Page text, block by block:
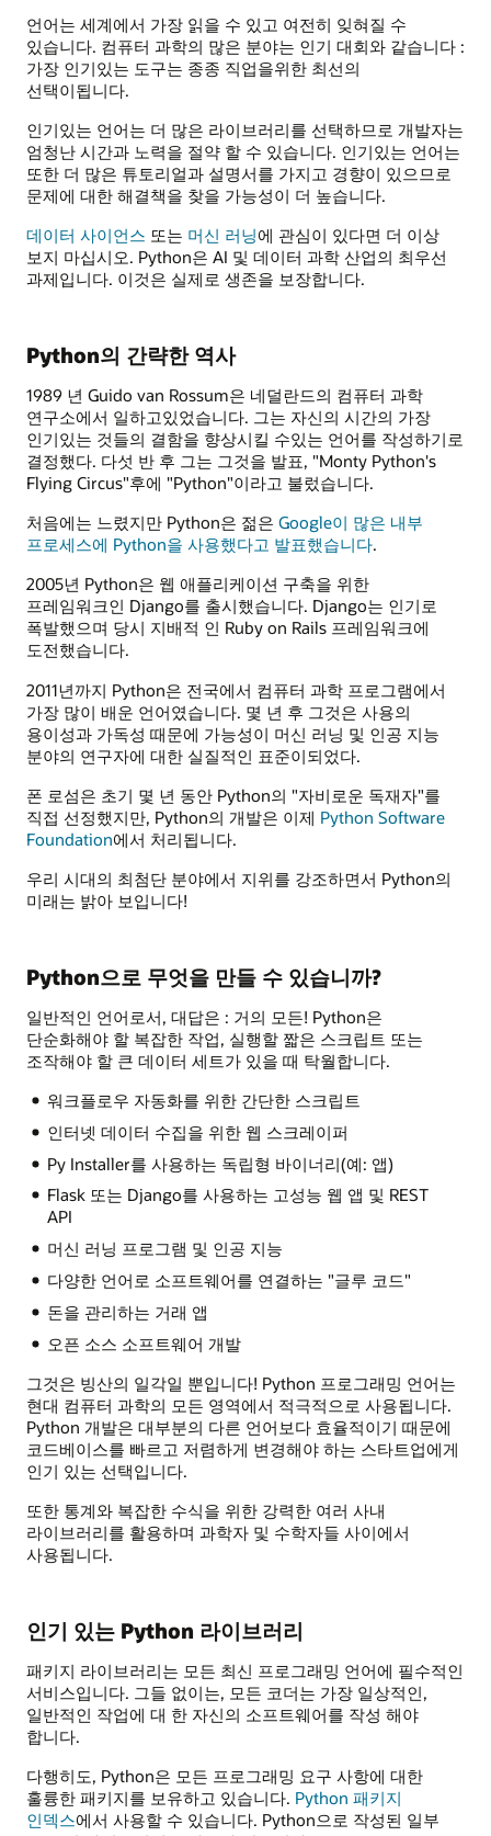
언어는 세계에서 가장 읽을 수 있고 여전히 잊혀질 수
있습니다. 컴퓨터 과학의 많은 분야는 인기 대회와 같습니다 :
가장 인기있는 도구는 종종 직업을위한 최선의
선택이됩니다.
인기있는 언어는 더 많은 라이브러리를 선택하므로 개발자는
엄청난 시간과 노력을 절약 할 수 있습니다. 인기있는 언어는
또한 더 많은 튜토리얼과 설명서를 가지고 경향이 있으므로
문제에 대한 해결책을 찾을 가능성이 더 높습니다.
데이터 사이언스 또는 머신 러닝에 관심이 있다면 더 이상
보지 마십시오. Python은 AI 및 데이터 과학 산업의 최우선
과제입니다. 이것은 실제로 생존을 보장합니다.
Python의 간략한 역사
1989 년 Guido van Rossum은 네덜란드의 컴퓨터 과학
연구소에서 일하고있었습니다. 그는 자신의 시간의 가장
인기있는 것들의 결함을 향상시킬 수있는 언어를 작성하기로
결정했다. 다섯 반 후 그는 그것을 발표, "Monty Python's
Flying Circus"후에 "Python"이라고 불렀습니다.
처음에는 느렸지만 Python은 젊은 Google이 많은 내부
프로세스에 Python을 사용했다고 발표했습니다.
2005년 Python은 웹 애플리케이션 구축을 위한
프레임워크인 Django를 출시했습니다. Django는 인기로
폭발했으며 당시 지배적 인 Ruby on Rails 프레임워크에
도전했습니다.
2011년까지 Python은 전국에서 컴퓨터 과학 프로그램에서
가장 많이 배운 언어였습니다. 몇 년 후 그것은 사용의
용이성과 가독성 때문에 가능성이 머신 러닝 및 인공 지능
분야의 연구자에 대한 실질적인 표준이되었다.
폰 로섬은 초기 몇 년 동안 Python의 "자비로운 독재자"를
직접 선정했지만, Python의 개발은 이제 Python Software
Foundation에서 처리됩니다.
우리 시대의 최첨단 분야에서 지위를 강조하면서 Python의
미래는 밝아 보입니다!
Python으로 무엇을 만들 수 있습니까?
일반적인 언어로서, 대답은 : 거의 모든! Python은
단순화해야 할 복잡한 작업, 실행할 짧은 스크립트 또는
조작해야 할 큰 데이터 세트가 있을 때 탁월합니다.
워크플로우 자동화를 위한 간단한 스크립트
인터넷 데이터 수집을 위한 웹 스크레이퍼
Py Installer를 사용하는 독립형 바이너리(예: 앱)
Flask 또는 Django를 사용하는 고성능 웹 앱 및 REST
API
머신 러닝 프로그램 및 인공 지능
다양한 언어로 소프트웨어를 연결하는 "글루 코드"
돈을 관리하는 거래 앱
오픈 소스 소프트웨어 개발
그것은 빙산의 일각일 뿐입니다! Python 프로그래밍 언어는
현대 컴퓨터 과학의 모든 영역에서 적극적으로 사용됩니다.
Python 개발은 대부분의 다른 언어보다 효율적이기 때문에
코드베이스를 빠르고 저렴하게 변경해야 하는 스타트업에게
인기 있는 선택입니다.
또한 통계와 복잡한 수식을 위한 강력한 여러 사내
라이브러리를 활용하며 과학자 및 수학자들 사이에서
사용됩니다.
인기 있는 Python 라이브러리
패키지 라이브러리는 모든 최신 프로그래밍 언어에 필수적인
서비스입니다. 그들 없이는, 모든 코더는 가장 일상적인,
일반적인 작업에 대 한 자신의 소프트웨어를 작성 해야
합니다.
다행히도, Python은 모든 프로그래밍 요구 사항에 대한
훌륭한 패키지를 보유하고 있습니다. Python 패키지
인덱스에서 사용할 수 있습니다. Python으로 작성된 일부